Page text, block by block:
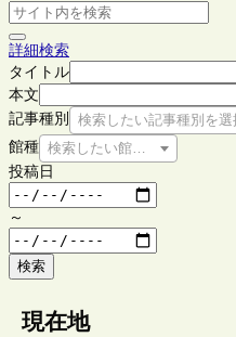
詳細検索
タイトル
本文
記事種別
検索したい記事種別を
館種 検索したい館種を選択してく
投稿日
～
検索
現在地